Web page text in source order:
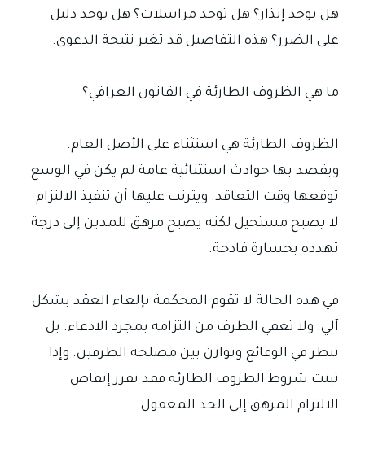
هل يوجد إنذار؟ هل توجد مراسلات؟ هل يوجد دليل
على الضرر؟ هذه التفاصيل قد تغير نتيجة الدعوى.
ما هي الظروف الطارئة في القانون العراقي؟
الظروف الطارئة هي استثناء على الأصل العام.
ويقصد بها حوادث استثنائية عامة لم يكن في الوسع
توقعها وقت التعاقد. ويترتب عليها أن تنفيذ الالتزام
لا يصبح مستحيل لكنه يصبح مرهق للمدين إلى درجة
تهدده بخسارة فادحة.
في هذه الحالة لا تقوم المحكمة بإلغاء العقد بشكل
آلي. ولا تعفي الطرف من التزامه بمجرد الادعاء. بل
تنظر في الوقائع وتوازن بين مصلحة الطرفين. وإذا
ثبتت شروط الظروف الطارئة فقد تقرر إنقاص
الالتزام المرهق إلى الحد المعقول.